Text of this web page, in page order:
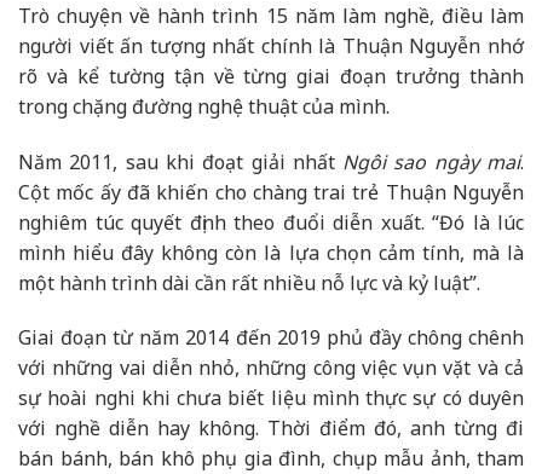
Trò chuyện về hành trình 15 năm làm nghề, điều làm
người viết ấn tượng nhất chính là Thuận Nguyễn nhớ
rõ và kể tường tận về từng giai đoạn trưởng thành
trong chặng đường nghệ thuật của mình.
Năm 2011, sau khi đoạt giải nhất Ngôi sao ngày mai.
Cột mốc ấy đã khiến cho chàng trai trẻ Thuận Nguyễn
nghiêm túc quyết định theo đuổi diễn xuất. “Đó là lúc
mình hiểu đây không còn là lựa chọn cảm tính, mà là
một hành trình dài cần rất nhiều nỗ lực và kỷ luật”.
Giai đoạn từ năm 2014 đến 2019 phủ đầy chông chênh
với những vai diễn nhỏ, những công việc vụn vặt và cả
sự hoài nghi khi chưa biết liệu mình thực sự có duyên
với nghề diễn hay không. Thời điểm đó, anh từng đi
bán bánh, bán khô phụ gia đình, chụp mẫu ảnh, tham